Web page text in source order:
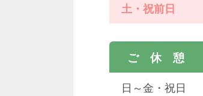
土・祝前日
ご 休 憩
日～金・祝日